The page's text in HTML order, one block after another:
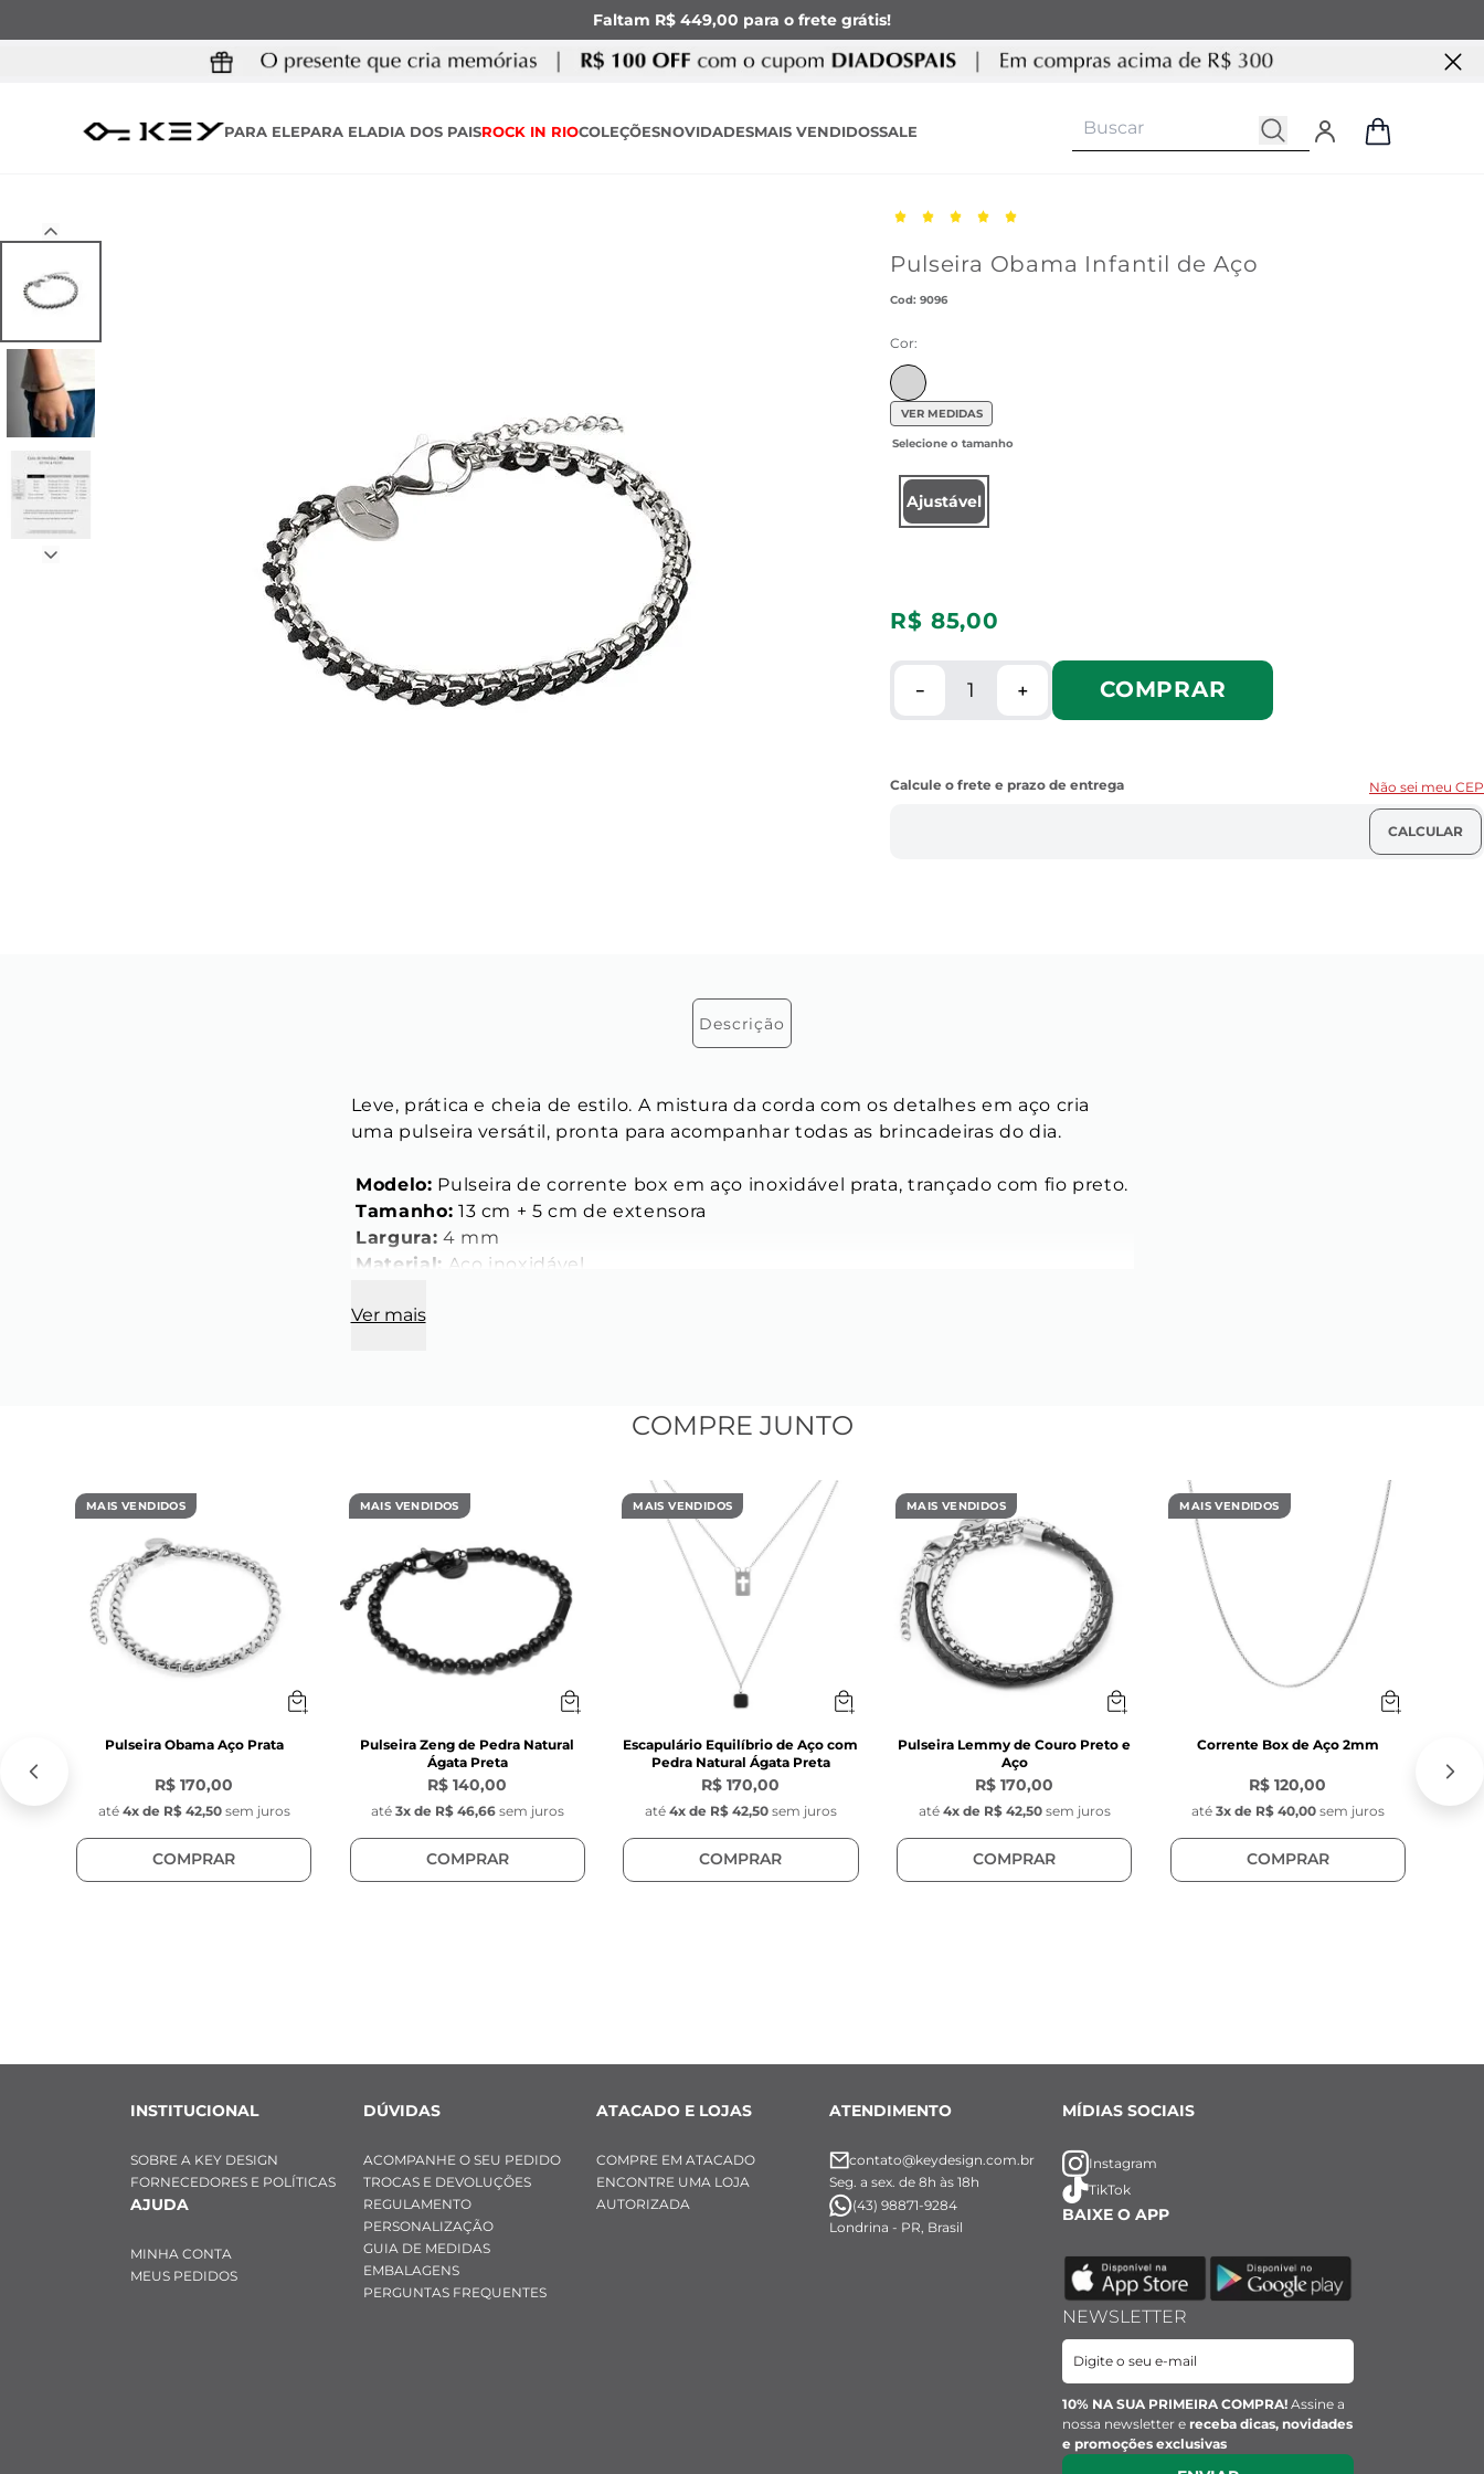
Faltam R$ 449,00 para o frete grátis!
PARA ELEPARA ELADIA DOS PAISROCK IN RIOCOLEÇÕESNOVIDADESMAIS VENDIDOSSALE
Pulseira Obama Infantil de Aço
:9096
Cor:
VER MEDIDAS
Ajustável
R$ 85,00
＋
－ COMPRAR
Não sei meu CEP
Descrição
Leve, prática e cheia de estilo. A mistura da corda com os detalhes em aço cria
uma pulseira versátil, pronta para acompanhar todas as brincadeiras do dia.
Modelo: Pulseira de corrente box em aço inoxidável prata, trançado com fio preto.
Tamanho: 13 cm + 5 cm de extensora
Largura: 4 mm
Material: Aço inoxidável
Pingente Key Design:
Ver mais
COMPRE JUNTO
MAIS VENDIDOS
Pulseira Obama Aço Prata
R$ 170,00
até 4x de R$ 42,50 sem juros
COMPRAR
MAIS VENDIDOS
Pulseira Zeng de Pedra Natural
Ágata Preta
R$ 140,00
até 3x de R$ 46,66 sem juros
COMPRAR
MAIS VENDIDOS
Escapulário Equilíbrio de Aço com
Pedra Natural Ágata Preta
R$ 170,00
até 4x de R$ 42,50 sem juros
COMPRAR
MAIS VENDIDOS
Pulseira Lemmy de Couro Preto e
Aço
R$ 170,00
até 4x de R$ 42,50 sem juros
COMPRAR
MAIS VENDIDOS
Corrente Box de Aço 2mm
R$ 120,00
até 3x de R$ 40,00 sem juros
COMPRAR
INSTITUCIONAL
SOBRE A KEY DESIGN
FORNECEDORES E POLÍTICAS
AJUDA
MINHA CONTA
MEUS PEDIDOS
DÚVIDAS
ACOMPANHE O SEU PEDIDO
TROCAS E DEVOLUÇÕES
REGULAMENTO
PERSONALIZAÇÃO
GUIA DE MEDIDAS
EMBALAGENS
PERGUNTAS FREQUENTES
ATACADO E LOJAS
COMPRE EM ATACADO
ENCONTRE UMA LOJA
AUTORIZADA
ATENDIMENTO
contato@keydesign.com.br
Seg. a sex. de 8h às 18h
(43) 98871-9284
Londrina - PR, Brasil
MÍDIAS SOCIAIS
Instagram
TikTok
BAIXE O APP
NEWSLETTER
10% NA SUA PRIMEIRA COMPRA! Assine a
nossa newsletter e receba dicas, novidades
e promoções exclusivas